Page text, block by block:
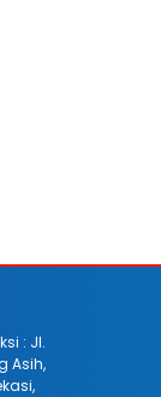
: Jl.
Asih,